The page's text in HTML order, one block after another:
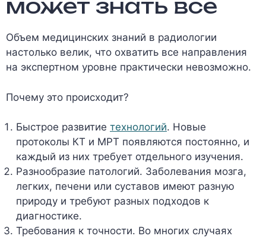
может знать все
Объем медицинских знаний в радиологии
настолько велик, что охватить все направления
на экспертном уровне практически невозможно.
Почему это происходит?
Быстрое развитие технологий. Новые
протоколы КТ и МРТ появляются постоянно, и
каждый из них требует отдельного изучения.
Разнообразие патологий. Заболевания мозга,
легких, печени или суставов имеют разную
природу и требуют разных подходов к
диагностике.
Требования к точности. Во многих случаях